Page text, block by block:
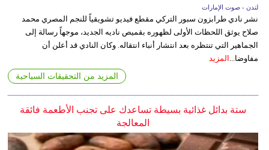
لندن - صوت الإمارات
نشر نادي طرابزون سبور التركي مقطع فيديو تشويقياً للنجم المصري محمد
صلاح يوثق اللحظات الأولى لظهوره بقميص ناديه الجديد، موجهاً رسالة إلى
الجماهير التي تنتظره بعد انتشار أنباء انتقاله. وكان النادي قد أعلن أن
مفاوضا... المزيد
المزيد من التحقيقات السياحية
ستة بدائل غذائية بسيطة تساعدك على تجنب الأطعمة فائقة
المعالجة